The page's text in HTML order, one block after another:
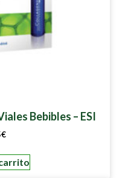
Bebibles – ESI
€